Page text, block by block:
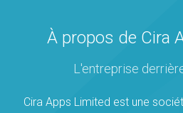
À propos de Cira
L'entreprise
Cira Apps Limited est une